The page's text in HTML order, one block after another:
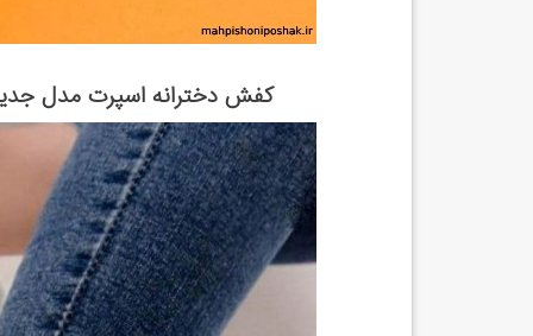
کفش دخترانه اسپرت مدل جدید 1400 فروشگاه اینترنتی کفش